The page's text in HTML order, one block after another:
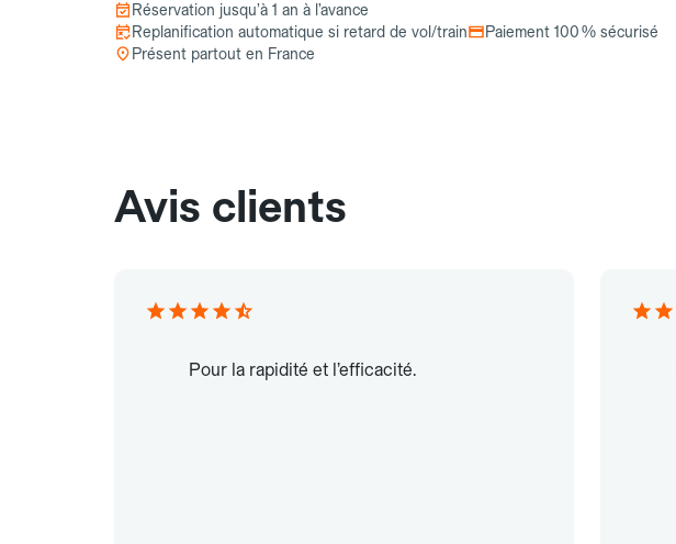
Réservation jusqu’à 1 an à l’avance
Replanification automatique si retard de vol/train
Paiement 100 % sécurisé
Présent partout en France
Avis clients
Pour la rapidité et l’efficacité.